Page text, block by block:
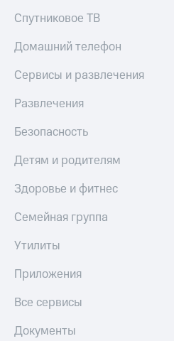
Умные
часы
и
дом
Планшеты
Акции
скидки
Все
товары
Спутниковое ТВ
Домашний телефон
Сервисы и развлечения
Развлечения
Безопасность
Детям и родителям
Здоровье и фитнес
Семейная группа
Утилиты
Приложения
Все сервисы
Документы